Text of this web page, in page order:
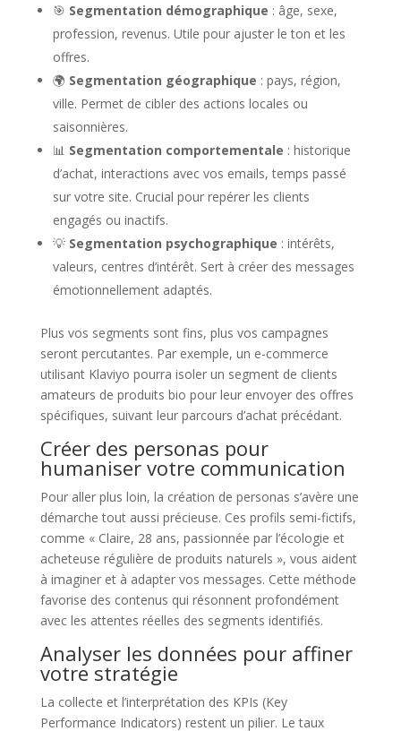
🎯 Segmentation démographique : âge, sexe,
profession, revenus. Utile pour ajuster le ton et les
offres.
🌍 Segmentation géographique : pays, région,
ville. Permet de cibler des actions locales ou
saisonnières.
📊 Segmentation comportementale : historique
d’achat, interactions avec vos emails, temps passé
sur votre site. Crucial pour repérer les clients
engagés ou inactifs.
💡 Segmentation psychographique : intérêts,
valeurs, centres d’intérêt. Sert à créer des messages
émotionnellement adaptés.
Plus vos segments sont fins, plus vos campagnes
seront percutantes. Par exemple, un e-commerce
utilisant Klaviyo pourra isoler un segment de clients
amateurs de produits bio pour leur envoyer des offres
spécifiques, suivant leur parcours d’achat précédant.
Créer des personas pour
humaniser votre communication
Pour aller plus loin, la création de personas s’avère une
démarche tout aussi précieuse. Ces profils semi-fictifs,
comme « Claire, 28 ans, passionnée par l’écologie et
acheteuse régulière de produits naturels », vous aident
à imaginer et à adapter vos messages. Cette méthode
favorise des contenus qui résonnent profondément
avec les attentes réelles des segments identifiés.
Analyser les données pour affiner
votre stratégie
La collecte et l’interprétation des KPIs (Key
Performance Indicators) restent un pilier. Le taux